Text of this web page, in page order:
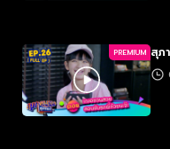
PREMIUM สุภ